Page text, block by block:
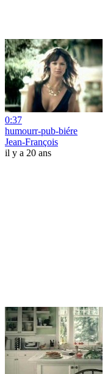
0:37
humourr-pub-biére
Jean-François
il y a 20 ans